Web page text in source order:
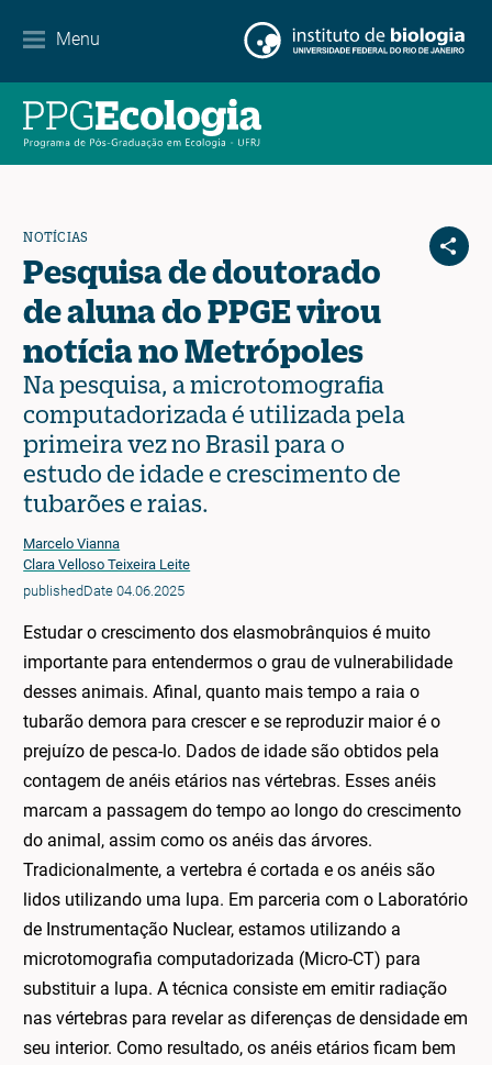
Menu
Contato
NOTÍCIAS
Pesquisa de doutorado
de aluna do PPGE virou
notícia no Metrópoles
Na pesquisa, a microtomografia
computadorizada é utilizada pela
primeira vez no Brasil para o
estudo de idade e crescimento de
tubarões e raias.
Marcelo Vianna
Clara Velloso Teixeira Leite
publishedDate 04.06.2025
Estudar o crescimento dos elasmobrânquios é muito
importante para entendermos o grau de vulnerabilidade
desses animais. Afinal, quanto mais tempo a raia o
tubarão demora para crescer e se reproduzir maior é o
prejuízo de pesca-lo. Dados de idade são obtidos pela
contagem de anéis etários nas vértebras. Esses anéis
marcam a passagem do tempo ao longo do crescimento
do animal, assim como os anéis das árvores.
Tradicionalmente, a vertebra é cortada e os anéis são
lidos utilizando uma lupa. Em parceria com o Laboratório
de Instrumentação Nuclear, estamos utilizando a
microtomografia computadorizada (Micro-CT) para
substituir a lupa. A técnica consiste em emitir radiação
nas vértebras para revelar as diferenças de densidade em
seu interior. Como resultado, os anéis etários ficam bem